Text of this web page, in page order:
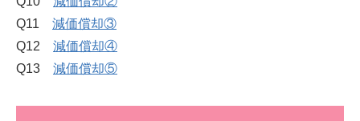
Q11 減価償却③
Q12 減価償却④
Q13 減価償却⑤